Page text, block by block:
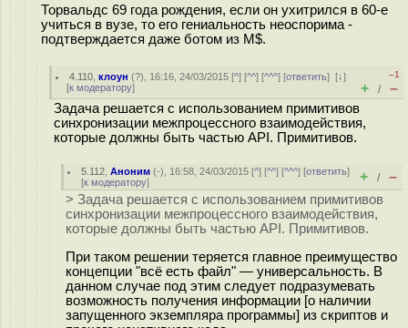
Торвальдс 69 года рождения, если он ухитрился в 60-е
учиться в вузе, то его гениальность неоспорима -
подтверждается даже ботом из M$.
4.110 ,клоун (?), 16:16, 24/03/2015 [^] [^^] [^^^] [ответить][↓]
[к модератору]
–1
+ / –
Задача решается с использованием примитивов
синхронизации межпроцессного взаимодействия,
которые должны быть частью API. Примитивов.
5.112 ,Аноним (-), 16:58, 24/03/2015 [^] [^^] [^^^] [ответить]
[к модератору] + / –
> Задача решается с использованием примитивов
синхронизации межпроцессного взаимодействия,
которые должны быть частью API. Примитивов.
При таком решении теряется главное преимущество
концепции "всё есть файл" — универсальность. В
данном случае под этим следует подразумевать
возможность получения информации [о наличии
запущенного экземпляра программы] из скриптов и